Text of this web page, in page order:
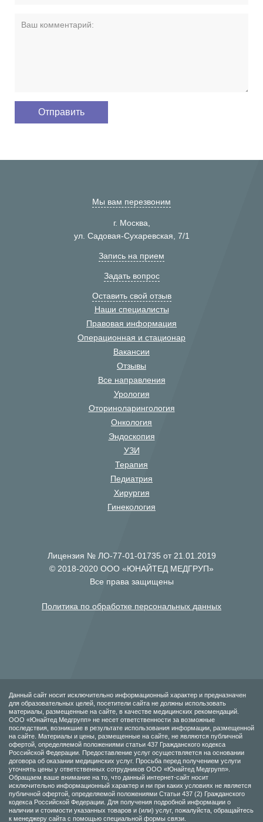
Мы вам перезвоним
г. Москва,
ул. Садовая-Сухаревская, 7/1
Запись на прием
Задать вопрос
Оставить свой отзыв
Наши специалисты
Правовая информация
Операционная и стационар
Вакансии
Отзывы
Все направления
Урология
Оториноларингология
Онкология
Эндоскопия
УЗИ
Терапия
Педиатрия
Хирургия
Гинекология
Лицензия № ЛО-77-01-01735 от 21.01.2019
© 2018-2020 ООО «ЮНАЙТЕД МЕДГРУП»
Все права защищены
Политика по обработке персональных данных
Данный сайт носит исключительно информационный характер и предназначен
для образовательных целей, посетители сайта не должны использовать
материалы, размещенные на сайте, в качестве медицинских рекомендаций.
ООО «Юнайтед Медгрупп» не несет ответственности за возможные
последствия, возникшие в результате использования информации, размещенной
на сайте. Материалы и цены, размещенные на сайте, не являются публичной
офертой, определяемой положениями статьи 437 Гражданского кодекса
Российской Федерации. Предоставление услуг осуществляется на основании
договора об оказании медицинских услуг. Просьба перед получением услуги
уточнять цены у ответственных сотрудников ООО «Юнайтед Медгрупп».
Обращаем ваше внимание на то, что данный интернет-сайт носит
исключительно информационный характер и ни при каких условиях не является
публичной офертой, определяемой положениями Статьи 437 (2) Гражданского
кодекса Российской Федерации. Для получения подробной информации о
наличии и стоимости указанных товаров и (или) услуг, пожалуйста, обращайтесь
к менеджеру сайта с помощью специальной формы связи.